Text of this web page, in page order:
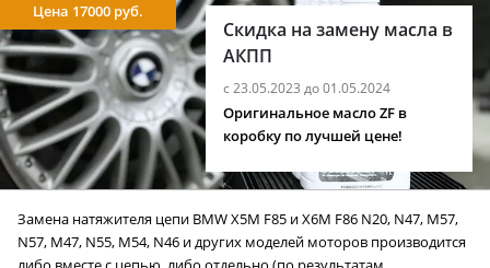
Скидка на замену масла в
АКПП
с 23.05.2023 до 01.05.2024
Цена 17000 руб.
Оригинальное масло ZF в
коробку по лучшей цене!
Замена натяжителя цепи BMW X5M F85 и X6M F86 N20, N47, M57,
N57, M47, N55, M54, N46 и других моделей моторов производится